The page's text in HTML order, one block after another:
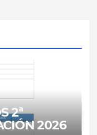
2ª
2026